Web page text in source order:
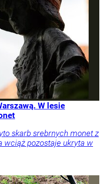
W lesie
skarb srebrnych monet z
wciąż pozostaje ukryta w